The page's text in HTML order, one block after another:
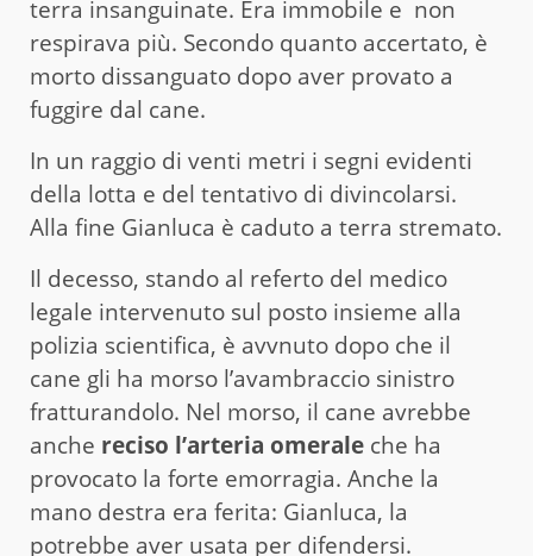
terra insanguinate. Era immobile e non
respirava più. Secondo quanto accertato, è
morto dissanguato dopo aver provato a
fuggire dal cane.
In un raggio di venti metri i segni evidenti
della lotta e del tentativo di divincolarsi.
Alla fine Gianluca è caduto a terra stremato.
Il decesso, stando al referto del medico
legale intervenuto sul posto insieme alla
polizia scientifica, è avvnuto dopo che il
cane gli ha morso l’avambraccio sinistro
fratturandolo. Nel morso, il cane avrebbe
anche reciso l’arteria omerale che ha
provocato la forte emorragia. Anche la
mano destra era ferita: Gianluca, la
potrebbe aver usata per difendersi.